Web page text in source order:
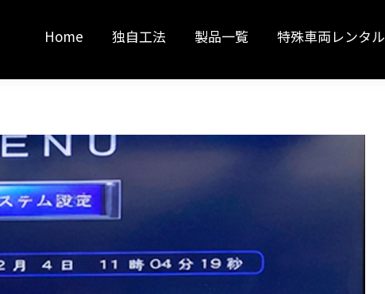
Home 独自工法 製品一覧 特殊車両レンタル
独自工法 製品一覧 特殊車両レンタル